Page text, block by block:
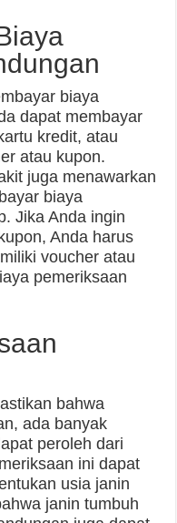
biaya
dapat membayar
kredit, atau
atau kupon.
juga menawarkan
biaya
Jika Anda ingin
Anda harus
voucher atau
pemeriksaan
bahwa
ada banyak
peroleh dari
ini dapat
usia janin
janin tumbuh